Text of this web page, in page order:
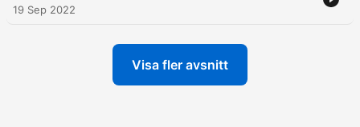
19 Sep 2022
Visa fler avsnitt